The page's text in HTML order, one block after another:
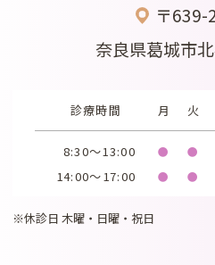
〒
奈良県葛城市
診療時間 月 火
8:30～13:00 ● ●
14:00～17:00 ● ●
※休診日 木曜・日曜・祝日